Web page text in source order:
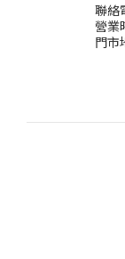
聯
營業
門市